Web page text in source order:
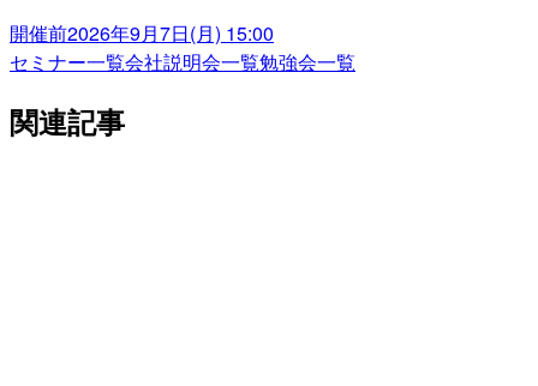
開催前2026年9月7日(月) 15:00
セミナー一覧会社説明会一覧勉強会一覧
関連記事